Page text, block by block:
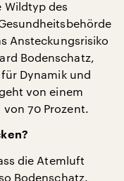
Wildtyp des
Ansteckungsrisiko
Bodenschatz,
Dynamik und
von einem
70 Prozent.
die Atemluft
Bodenschatz.